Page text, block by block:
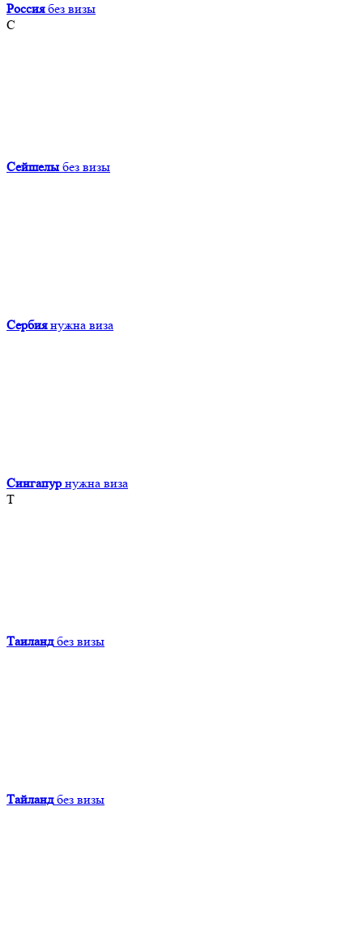
Россия без визы
С
Сейшелы без визы
Сербия нужна виза
Сингапур нужна виза
Т
Таиланд без визы
Тайланд без визы